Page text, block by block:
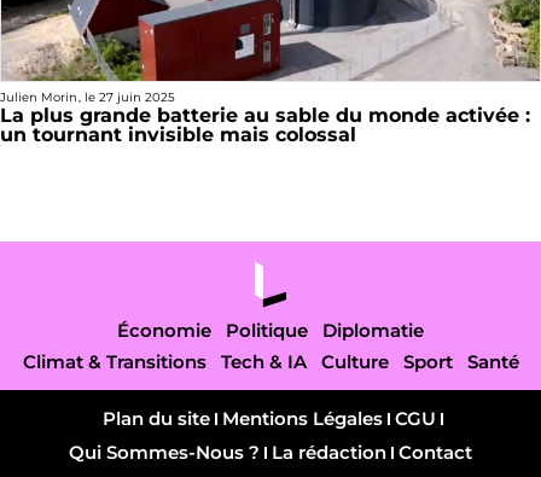
Julien Morin, le 27 juin 2025
La plus grande batterie au sable du monde activée :
un tournant invisible mais colossal
Économie Politique
Diplomatie
Climat & Transitions
Tech & IA Culture Sport Santé
Plan du site Mentions Légales CGU
Qui Sommes-Nous ?
La rédaction Contact